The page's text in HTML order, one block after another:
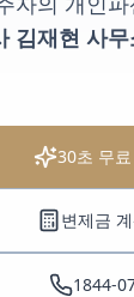
김재현 사
30초 무
변제금
1844-